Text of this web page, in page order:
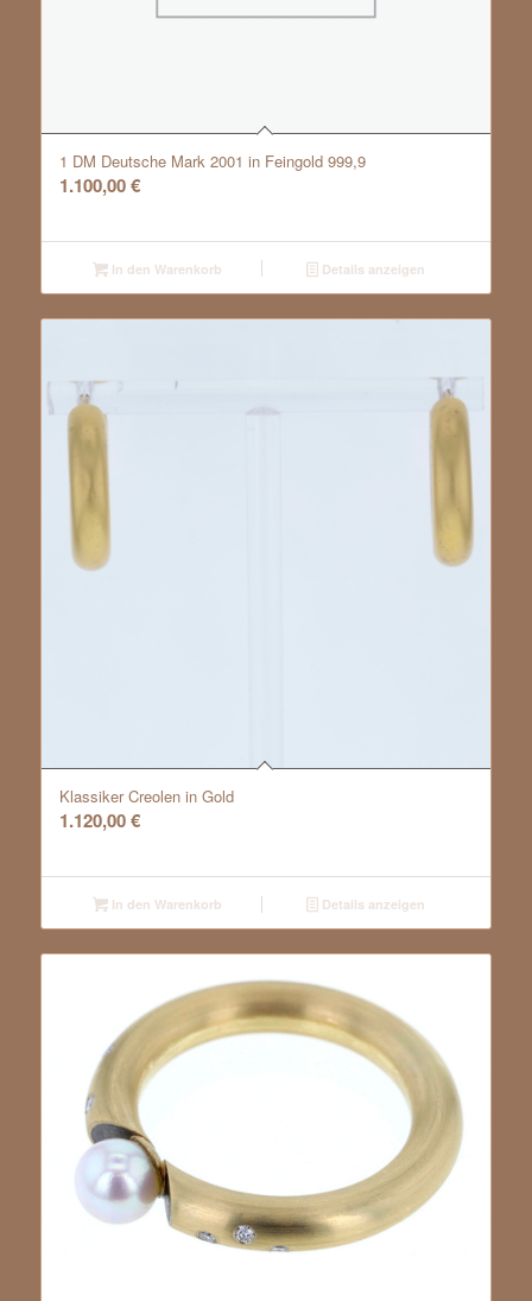
1 DM Deutsche Mark 2001 in Feingold 999,9
1.100,00€
In den Warenkorb Details anzeigen
Klassiker Creolen in Gold
1.120,00€
In den Warenkorb Details anzeigen